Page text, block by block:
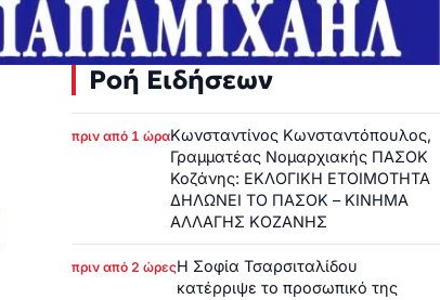
Ροή Ειδήσεων
πριν από 1 ώραΚωνσταντίνος Κωνσταντόπουλος,
Γραμματέας Νομαρχιακής ΠΑΣΟΚ
Κοζάνης: ΕΚΛΟΓΙΚΗ ΕΤΟΙΜΟΤΗΤΑ
ΔΗΛΩΝΕΙ ΤΟ ΠΑΣΟΚ – ΚΙΝΗΜΑ
ΑΛΛΑΓΗΣ ΚΟΖΑΝΗΣ
πριν από 2 ώρεςΗ Σοφία Τσαρσιταλίδου
κατέρριψε το προσωπικό της